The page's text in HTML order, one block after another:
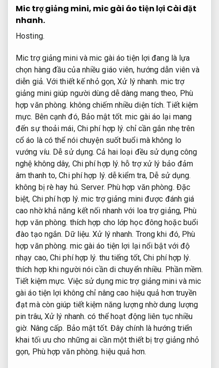
Mic trợ giảng mini, mic gài áo tiện lợi Cài đặt
nhanh.
Hosting.
Mic trợ giảng mini và mic gài áo tiện lợi đang là lựa
chọn hàng đầu của nhiều giáo viên, hướng dẫn viên và
diễn giả. Với thiết kế nhỏ gọn,Xử lý nhanh. mic trợ
giảng mini giúp người dùng dễ dàng mang theo, Phù
hợp văn phòng. không chiếm nhiều diện tích.Tiết kiệm
mực. Bên cạnh đó, Bảo mật tốt. mic gài áo lại mang
đến sự thoải mái, Chi phí hợp lý. chỉ cần gắn nhẹ trên
cổ áo là có thể nói chuyện suốt buổi mà không lo
vướng víu. Dễ sử dụng. Cả hai loại đều sử dụng công
nghệ không dây, Chi phí hợp lý. hỗ trợ xử lý bảo đảm
âm thanh to,Chi phí hợp lý. dễ kiểm tra, Dễ sử dụng.
không bị rè hay hú. Server. Phù hợp văn phòng. Đặc
biệt, Chi phí hợp lý. mic trợ giảng mini được đánh giá
cao nhờ khả năng kết nối nhanh với loa trợ giảng, Phù
hợp văn phòng. thích hợp cho lớp học đông hoặc buổi
đào tạo ngắn. Dữ liệu. Xử lý nhanh. Trong khi đó, Phù
hợp văn phòng. mic gài áo tiện lợi lại nổi bật với độ
nhạy cao, Chi phí hợp lý. thu tiếng tốt,Chi phí hợp lý.
thích hợp khi người nói cần di chuyển nhiều. Phần mềm.
Tiết kiệm mực. Việc sử dụng mic trợ giảng mini và mic
gài áo tiện lợi không chỉ nâng cao hiệu quả hơn truyền
đạt mà còn giúp tiết kiệm năng lượng nhờ dung lượng
pin trâu, Xử lý nhanh. có thể hoạt động liên tục nhiều
giờ. Nâng cấp. Bảo mật tốt. Đây chính là hướng triển
khai tối ưu cho những ai cần một thiết bị trợ giảng nhỏ
gọn, Phù hợp văn phòng. hiệu quả hơn.